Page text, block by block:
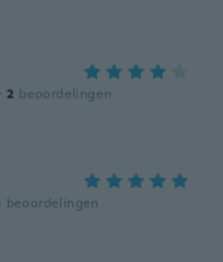
· 2 beoordelingen
beoordelingen